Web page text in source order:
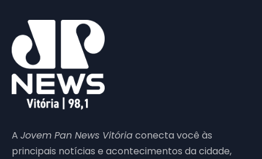
A Jovem Pan News Vitóriaconecta você às
principais notícias e acontecimentos da cidade,